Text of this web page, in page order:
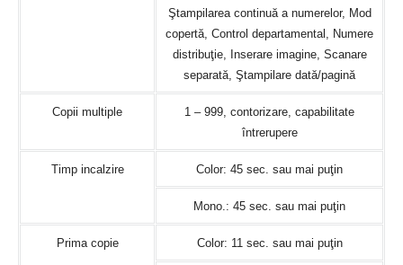
Ştampilarea continuă a numerelor, Mod
copertă, Control departamental, Numere
distribuţie, Inserare imagine, Scanare
separată, Ştampilare dată/pagină
Copii multiple
1 – 999, contorizare, capabilitate
întrerupere
Timp incalzire Color: 45 sec. sau mai puţin
Mono.: 45 sec. sau mai puţin
Prima copie Color: 11 sec. sau mai puţin